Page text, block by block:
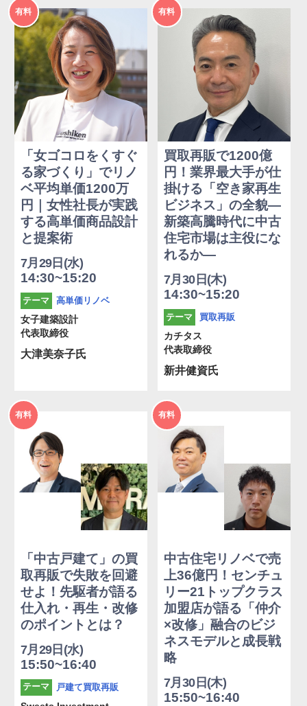
2026年
度
有料
「女ゴコロをくすぐ
る家づくり」でリノ
ベ平均単価1200万
円｜女性社長が実践
する高単価商品設計
と提案術
7月29日(水)
14:30~15:20
テーマ
高単価リノベ
女子建築設計
代表取締役
大津美奈子氏
2026年
度
有料
買取再販で1200億
円！業界最大手が仕
掛ける「空き家再生
ビジネス」の全貌―
新築高騰時代に中古
住宅市場は主役にな
れるか―
7月30日(木)
14:30~15:20
テーマ
買取再販
カチタス
代表取締役
新井健資氏
2026年
度
有料
「中古戸建て」の買
取再販で失敗を回避
せよ！先駆者が語る
仕入れ・再生・改修
のポイントとは？
7月29日(水)
15:50~16:40
テーマ
戸建て買取再販
2026年
度
有料
中古住宅リノベで売
上36億円！センチュ
リー21トップクラス
加盟店が語る「仲介
×改修」融合のビジ
ネスモデルと成長戦
略
7月30日(木)
15:50~16:40